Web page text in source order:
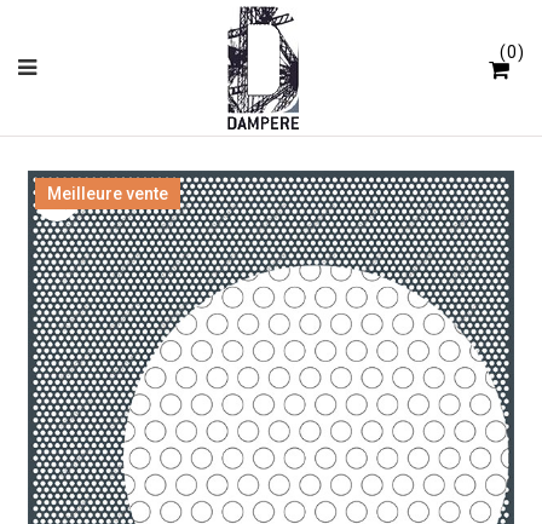
0
Meilleure vente
Panneau de gestion des cookies